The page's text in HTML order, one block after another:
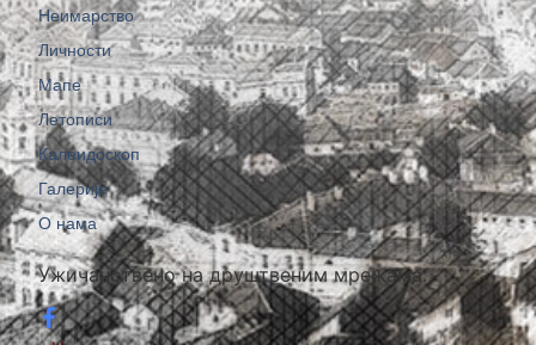
Ужичанствено на друштвеним мрежама:
Неимарство
Личности
Мапе
Летописи
Калеидоскоп
Галерије
О нама